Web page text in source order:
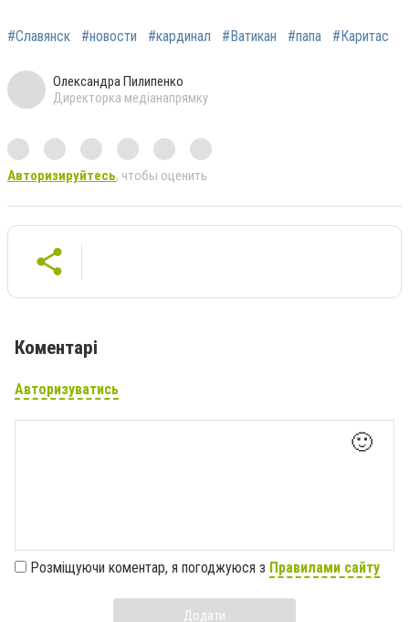
#Славянск #новости #кардинал #Ватикан #папа #Каритас
Олександра Пилипенко
Директорка медіанапрямку
Авторизируйтесь, чтобы оценить
Коментарі
Авторизуватись
🙂
Розміщуючи коментар, я погоджуюся з Правилами сайту
Додати